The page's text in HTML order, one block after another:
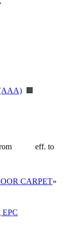
eff. to
CARPET»
EPC